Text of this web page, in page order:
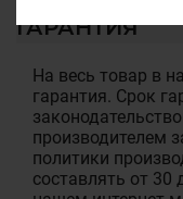
ГАРАНТИЯ
На весь товар в
гарантия. Срок
производителем
политики
составлять от 30